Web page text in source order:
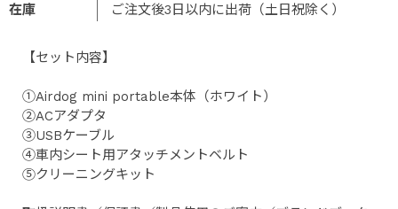
在庫 ご注文後3日以内に出荷（土日祝除く）
【セット内容】
①Airdog mini portable本体（ホワイト）
②ACアダプタ
③USBケーブル
④車内シート用アタッチメントベルト
⑤クリーニングキット